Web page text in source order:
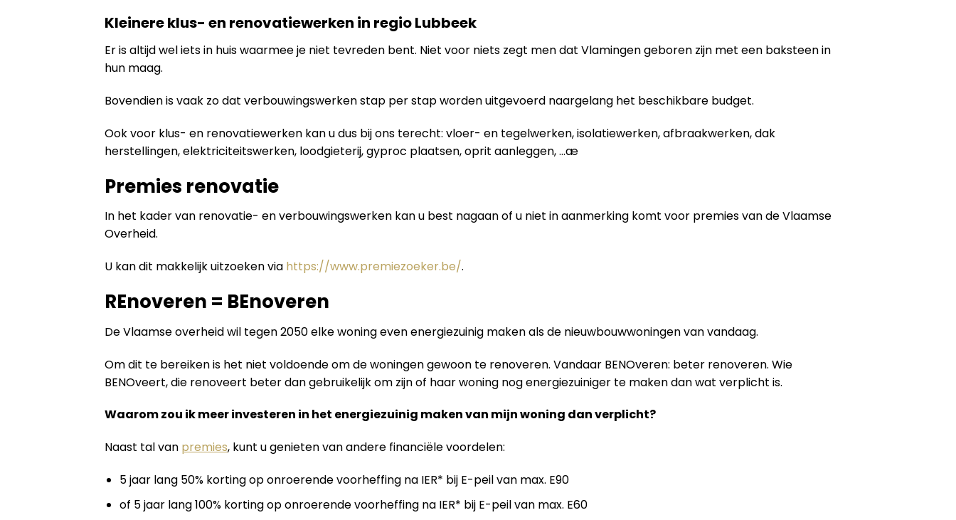
Kleinere klus- en renovatiewerken in regio Lubbeek
Er is altijd wel iets in huis waarmee je niet tevreden bent. Niet voor niets zegt men dat Vlamingen geboren zijn met een baksteen in
hun maag.
Bovendien is vaak zo dat verbouwingswerken stap per stap worden uitgevoerd naargelang het beschikbare budget.
Ook voor klus- en renovatiewerken kan u dus bij ons terecht: vloer- en tegelwerken, isolatiewerken, afbraakwerken, dak
herstellingen, elektriciteitswerken, loodgieterij, gyproc plaatsen, oprit aanleggen, …æ
Premies renovatie
In het kader van renovatie- en verbouwingswerken kan u best nagaan of u niet in aanmerking komt voor premies van de Vlaamse
Overheid.
U kan dit makkelijk uitzoeken via https://www.premiezoeker.be/.
REnoveren = BEnoveren
De Vlaamse overheid wil tegen 2050 elke woning even energiezuinig maken als de nieuwbouwwoningen van vandaag.
Om dit te bereiken is het niet voldoende om de woningen gewoon te renoveren. Vandaar BENOveren: beter renoveren. Wie
BENOveert, die renoveert beter dan gebruikelijk om zijn of haar woning nog energiezuiniger te maken dan wat verplicht is.
Waarom zou ik meer investeren in het energiezuinig maken van mijn woning dan verplicht?
Naast tal van premies, kunt u genieten van andere financiële voordelen:
5 jaar lang 50% korting op onroerende voorheffing na IER* bij E-peil van max. E90
of 5 jaar lang 100% korting op onroerende voorheffing na IER* bij E-peil van max. E60